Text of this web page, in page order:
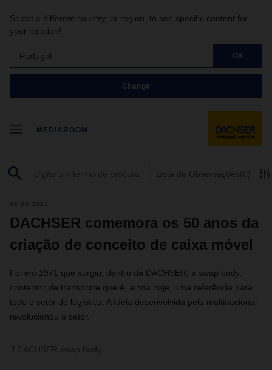
Select a different country, or region, to see specific content for
your location!
Portugal OK
Change
MEDIAROOM
Lista de Observações (0)
05.08.2021
DACHSER comemora os 50 anos da
criação de conceito de caixa móvel
Foi em 1971 que surgiu, dentro da DACHSER, a swap body,
contentor de transporte que é, ainda hoje, uma referência para
todo o setor de logística. A Ideia desenvolvida pela multinacional
revolucionou o setor.